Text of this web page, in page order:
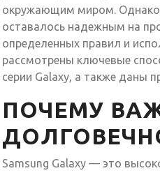
окружающим миром. Однако,
оставалось надежным на
определенных правил и
рассмотрены ключевые
серии Galaxy, а также даны
ПОЧЕМУ
Samsung Galaxy — это